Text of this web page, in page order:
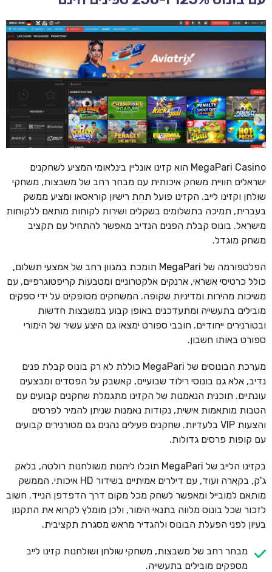
MegaPari Casino הוא קזינו אונליין בינלאומי המציע לשחקנים
ישראלים חוויית משחק איכותית עם מבחר רחב של משבצות, משחקי
שולחן וקזינו לייב. הקזינו פועל תחת רישיון קוראסאו ומציע ממשק
בעברית, תמיכה בתשלומים בשקלים ושירות לקוחות מותאם ללקוחות
מישראל. בונוס קבלת הפנים הנדיב מאפשר להתחיל עם תקציב
משחק מוגדל.
הפלטפורמה של MegaPari תומכת במגוון רחב של אמצעי תשלום,
כולל כרטיסי אשראי, ארנקים אלקטרוניים ומטבעות קריפטוגרפיים, עם
משיכות מהירות ומדיניות שקופה. המשחקים מסופקים על ידי ספקים
מובילים בתעשייה ומתעדכנים באופן קבוע במשבצות חדשות
ובטורנירים ייחודיים. חובבי ספורט ימצאו גם היצע עשיר של הימורי
ספורט באותו חשבון.
מערכת הבונוסים של MegaPari כוללת לא רק בונוס קבלת פנים
נדיב, אלא גם בונוסי רילוד שבועיים, קאשבק על הפסדים ומבצעים
עונתיים. תוכנית הנאמנות של הקזינו מתגמלת שחקנים קבועים עם
הטבות מותאמות אישית, נקודות נאמנות שניתן להמיר לפרסים
והצעות VIP בלעדיות. שחקנים פעילים נהנים גם מטורנירים קבועים
עם קופות פרסים גדולות.
בקזינו הלייב של MegaPari תוכלו ליהנות משולחנות רולטה, בלאק
ג'ק, בקארה ועוד, עם דילרים אמיתיים בשידור HD איכותי. הממשק
מותאם למובייל ומאפשר לשחק מכל מקום דרך הדפדפן הנייד. חשוב
לזכור שכל בונוס מלווה בתנאי הימור, ולכן מומלץ לקרוא את התקנון
בעיון לפני הפעלת הבונוס ולהגדיר מראש מסגרת תקציבית.
מבחר רחב של משבצות, משחקי שולחן ושולחנות קזינו לייב
מספקים מובילים בתעשייה.